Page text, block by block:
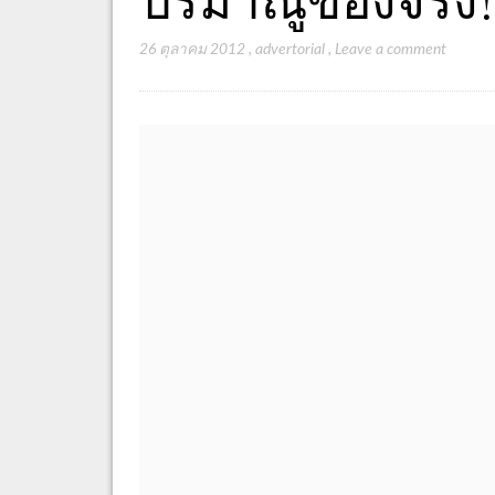
26 ตุลาคม 2012 ,advertorial , Leave a comment